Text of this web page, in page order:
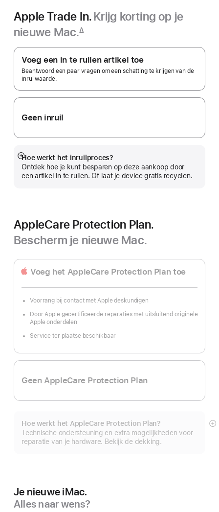
Apple Trade In.Krijg korting op je
nieuwe Mac.∆
Apple Trade In.
Voeg een in te ruilen artikel toe
Beantwoord een paar vragen om een schatting te krijgen van de
inruilwaarde.
Geen inruil
Hoe werkt het inruilproces?
Ontdek hoe je kunt besparen op deze aankoop door
een artikel in te ruilen. Of laat je device gratis recyclen.
Meer
AppleCare Protection Plan.
Bescherm je nieuwe Mac.
Voeg het AppleCare Protection Plan toe
Voorrang bij contact met Apple deskundigen
Door Apple gecertificeerde reparaties met uitsluitend originele
Apple onderdelen
Service ter plaatse beschikbaar
Geen AppleCare Protection Plan
Hoe werkt het AppleCare Protection Plan?
Technische ondersteuning en extra mogelijkheden voor
reparatie van je hardware. Bekijk de dekking.
Je nieuwe iMac.
Alles naar wens?